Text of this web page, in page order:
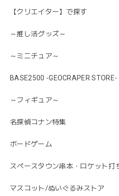
【クリエイター】で探す
～推し活グッズ～
～ミニチュア～
BASE2500 -GEOCRAPER STORE-
～フィギュア～
名探偵コナン特集
ボードゲーム
スペースタウン串本・ロケット打
マスコット/ぬいぐるみストア